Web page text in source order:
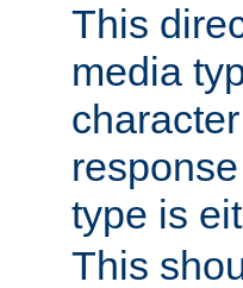
This
media
type is
This